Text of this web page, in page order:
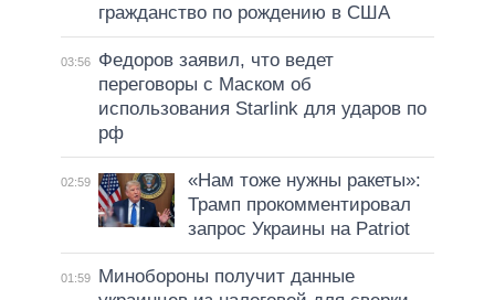
гражданство по рождению в США
03:56
Федоров заявил, что ведет
переговоры с Маском об
использования Starlink для ударов по
рф
02:59
«Нам тоже нужны ракеты»:
Трамп прокомментировал
запрос Украины на Patriot
01:59
Минобороны получит данные